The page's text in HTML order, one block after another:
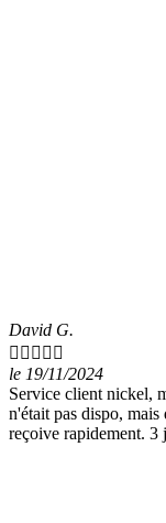
David G.
    
le 19/11/2024
Service client nickel,
n'était pas dispo,
reçoive rapidement. 3